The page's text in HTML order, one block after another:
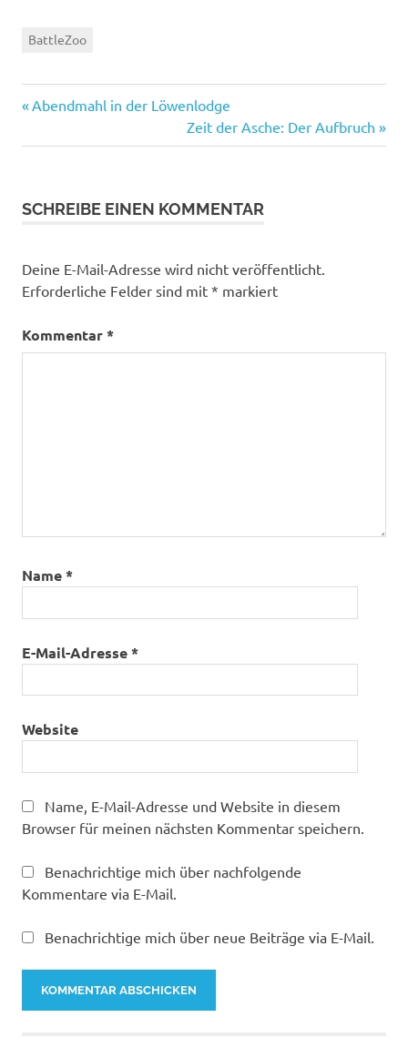
BattleZoo
Beitragsnavigation
Vorheriger
Abendmahl in der Löwenlodge
Nächster
Beitrag:
Zeit der Asche: Der Aufbruch
SCHREIBE EINEN KOMMENTAR
Deine E-Mail-Adresse wird nicht veröffentlicht.
Erforderliche Felder sind mit * markiert
Kommentar*
Name*
E-Mail-Adresse*
Website
Name, E-Mail-Adresse und Website in diesem
Browser für meinen nächsten Kommentar speichern.
Benachrichtige mich über nachfolgende
Kommentare via E-Mail.
Benachrichtige mich über neue Beiträge via E-Mail.